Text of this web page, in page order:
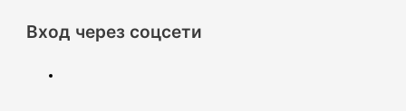
Вход через соцсети